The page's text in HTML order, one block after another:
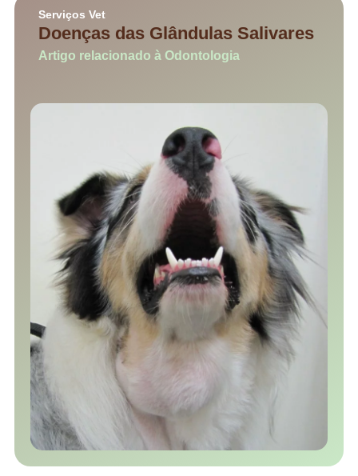
Serviços Vet
Doenças das Glândulas Salivares
Artigo relacionado à Odontologia